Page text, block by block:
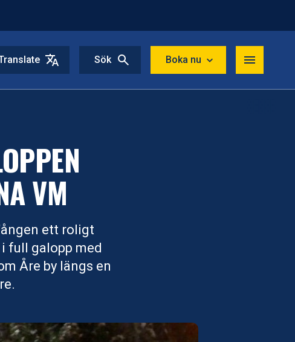
Sök Boka nu
VM
ett roligt
full galopp med
Åre by längs en